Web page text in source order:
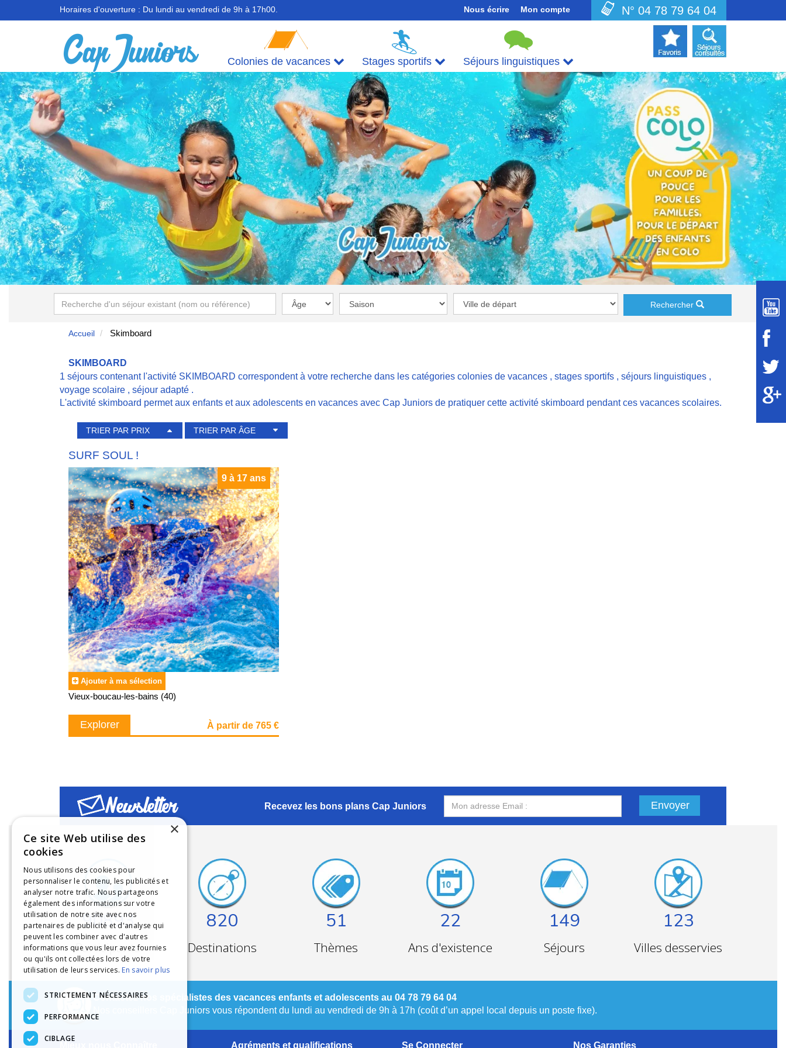
Horaires d'ouverture : Du lundi au vendredi de 9h à 17h00. Nous écrire Mon compte N° 04 78 79 64 04
Colonies de vacances Stages sportifs Séjours linguistiques
Rechercher
Accueil Skimboard
SKIMBOARD
1 séjours contenant l'activité SKIMBOARD correspondent à votre recherche dans les catégories colonies de vacances , stages sportifs , séjours linguistiques ,
voyage scolaire , séjour adapté .
L'activité skimboard permet aux enfants et aux adolescents en vacances avec Cap Juniors de pratiquer cette activité skimboard pendant ces vacances scolaires.
TRIER PAR PRIX TRIER PAR ÂGE
SURF SOUL !
9 à 17 ans
Ajouter à ma sélection
Vieux-boucau-les-bains (40)
Explorer À partir de 765 €
Newsletter Recevez les bons plans Cap Juniors Envoyer
90893
Participants
820
Destinations
51
Thèmes
22
Ans d'existence
149
Séjours
123
Villes desservies
Contactez nos spécialistes des vacances enfants et adolescents au 04 78 79 64 04
Nos conseillers Cap Juniors vous répondent du lundi au vendredi de 9h à 17h (coût d’un appel local depuis un poste fixe).
Agréments et qualifications Se Connecter Nos Garanties
×
Ce site Web utilise des
cookies
Nous utilisons des cookies pour
personnaliser le contenu, les publicités et
analyser notre trafic. Nous partageons
également des informations sur votre
utilisation de notre site avec nos
partenaires de publicité et d'analyse qui
peuvent les combiner avec d'autres
informations que vous leur avez fournies
ou qu'ils ont collectées lors de votre
utilisation de leurs services. En savoir plus
STRICTEMENT NÉCESSAIRES
PERFORMANCE
CIBLAGE